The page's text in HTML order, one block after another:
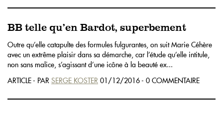
BB telle qu’en Bardot, superbement
Outre qu’elle catapulte des formules fulgurantes, on suit Marie Céhère
avec un extrême plaisir dans sa démarche, car l’étude qu’elle intitule,
non sans malice, s’agissant d’une icône à la beauté ex...
ARTICLE - PAR SERGE KOSTER 01/12/2016 - 0 COMMENTAIRE